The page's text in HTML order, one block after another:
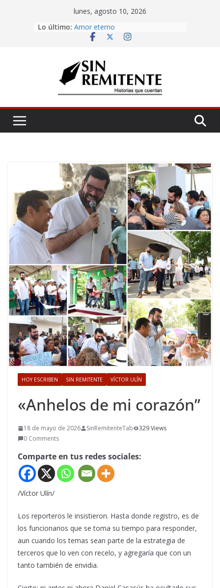
lunes, agosto 10, 2026
Lo último: Amor eterno
Rosetta
Misa de 12
HOY ESCRIBEN SIN REMITENTE VÍCTOR ULÍN
«Anhelos de mi corazón”
18 de mayo de 2026 SinRemitenteTab
329 Views
0 Comments
Comparte en tus redes sociales:
/Víctor Ulín/
Los reporteros le insistieron. Hasta donde registro, es de
los funcionarios que se toma su tiempo para responder,
aun cuando los temas sean parte de la estrategia de
terceros que lo ven con recelo, y agregaría que con un
tanto también de envidia.